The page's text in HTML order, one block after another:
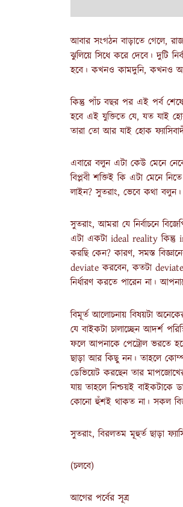
আবার সংগঠন বাড়াতে গেলে,
ঝুলিয়ে সিধে করে দেবে। দুটি
হবে। কখনও কামদুনি, কখনও
কিন্তু পাঁচ বছর পর এই পর্ব
হবে এই যুক্তিতে যে, যত যাই
তারা তো আর যাই হোক
এবারে বলুন এটা কেউ মেনে
বিপ্লবী শক্তিই কি এটা মেনে
লাইন? সুতরাং, ভেবে কথা
সুতরাং, আমরা যে নির্বাচনে
এটা একটা ideal reality
করছি কেন? কারণ, সমস্ত
deviate করবেন, কতটা
নির্ধারণ করতে পারেন না।
বিমূর্ত আলোচনায় বিষয়টা
যে বাইকটা চালাচ্ছেন আদর্শ
ফলে আপনাকে পেট্রোল ভরতে
ছাড়া আর কিছু নন। তাহলে
ডেভিয়েট করছেন তার
যায় তাহলে নিশ্চয়ই বাইকটাকে
কোনো হুঁশই থাকত না। সকল
সুতরাং, বিরলতম মূহুর্ত ছাড়া
(চলবে)
আগের পর্বের সূত্র